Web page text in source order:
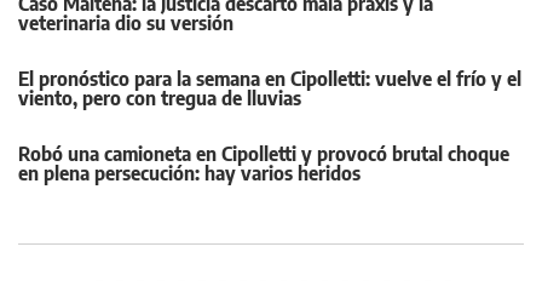
veterinaria dio su versión
El pronóstico para la semana en Cipolletti: vuelve el frío y el
viento, pero con tregua de lluvias
Robó una camioneta en Cipolletti y provocó brutal choque
en plena persecución: hay varios heridos